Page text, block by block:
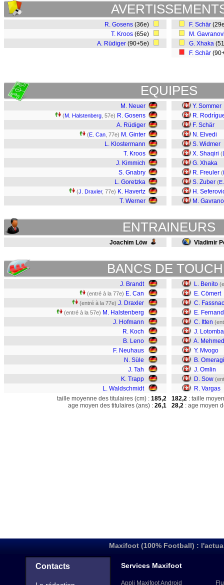
R. Gosens (36e)
T. Kroos (65e)
A. Rüdiger (90+5e)
F. Schär
M.
G. Xhaka
F. Schär
EQUIPES
M. Neuer
(M. Halstenberg , 57e) R. Gosens
A. Rüdiger
(E. Can , 77e) M. Ginter
L. Klostermann
T. Kroos
J. Kimmich
S. Gnabry
L. Goretzka
(J. Draxler, 77e) K. Havertz
T. Werner
Y. Sommer
R.
F. Schär
N. Elvedi
S. Widmer
X. Shaqiri (
G. Xhaka
R. Freuler (
S. Zuber (
H.
M.
ENTRAINEURS
Joachim Löw Vladimir
BANCS DE
J. Brandt
(entré à la 77e) E. Can
(entré à la 77e) J. Draxler
(entré à la 57e) M. Halstenberg
J. Hofmann
R. Koch
B. Leno
F. Neuhaus
N. Süle
J. Tah
K. Trapp
L. Waldschmidt
L. Benito
E. Cömert
C.
E.
C. Itten
J. Lotomba
A.
Y. Mvogo
B.
J. Omlin
D. Sow
R. Vargas
taille moyenne des titulaires (cm) : 185,2
age moyen des titulaires (ans) : 26,1
182,2 : taille
28,2 : age moyen
Maxifoot (100% Football) :
Contacts Services Maxifoot
Appli Maxifoot Android